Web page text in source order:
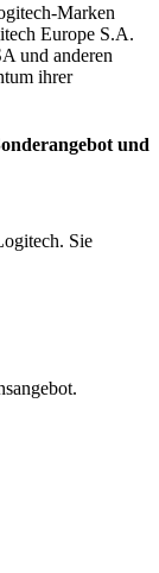
Marken
Europe S.A.
und anderen
ihrer
und
Sie